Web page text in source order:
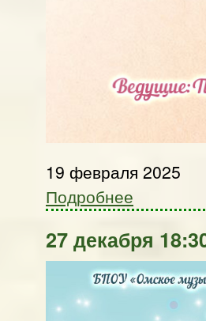
19 февраля 2025
Подробнее
27 декабря